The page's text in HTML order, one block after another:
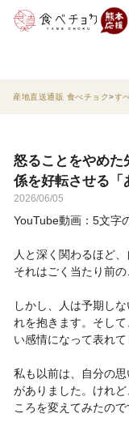
産地直送通販 食べチョク す
怒ることをやめた
係を好転させる「
2026/06/05
YouTube動画：5文字
人と深く関わるほど
それはごく当たり前の
しかし、人は予期し
れを抱きます。そし
い感情になって表れて
私も以前は、自分の
がありました。けれ
ころを変えてみたので